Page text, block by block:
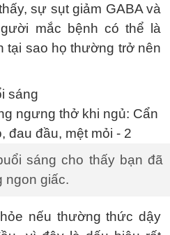
sự sụt giảm GABA và
mắc bệnh có thể là
tại sao họ thường trở nên
sáng
sáng cho thấy bạn đã
ngon giấc.
nếu thường thức dậy